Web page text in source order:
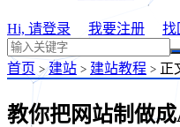
Hi, 请登录 我要注册 找
首页 > 建站 > 建站教程 > 正
教你把网站制做